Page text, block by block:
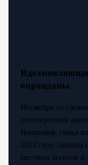
оправданы
Несмотря на
долгосрочной
Например, семья
2023 году,
местных агентов